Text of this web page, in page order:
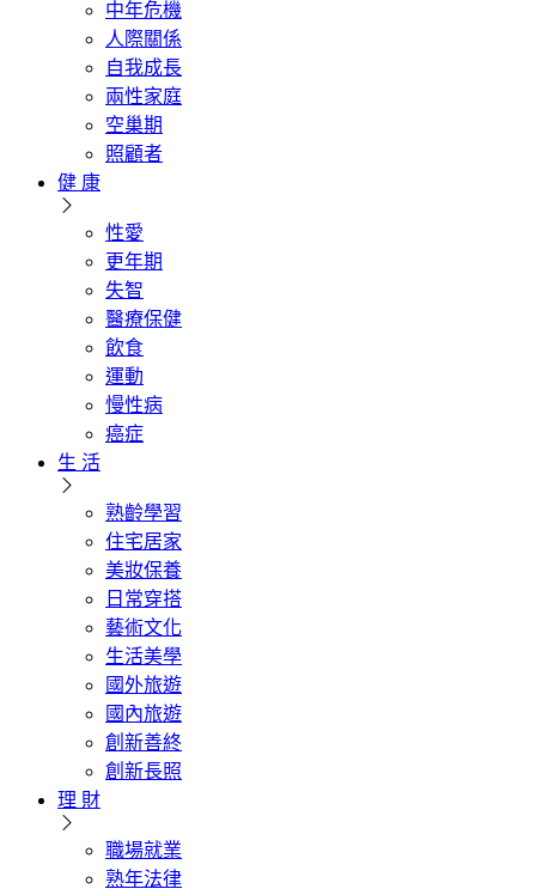
中年危機
人際關係
自我成長
兩性家庭
空巢期
照顧者
健 康
性愛
更年期
失智
醫療保健
飲食
運動
慢性病
癌症
生 活
熟齡學習
住宅居家
美妝保養
日常穿搭
藝術文化
生活美學
國外旅遊
國內旅遊
創新善終
創新長照
理 財
職場就業
熟年法律